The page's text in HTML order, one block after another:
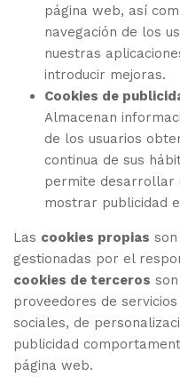
página web, así
navegación de los
nuestras
introducir mejoras.
Cookies de
Almacenan
de los usuarios
continua de sus
permite desarrollar
mostrar publicidad
Las cookies propias
gestionadas por el
cookies de terceros
proveedores de
sociales, de
publicidad
página web.